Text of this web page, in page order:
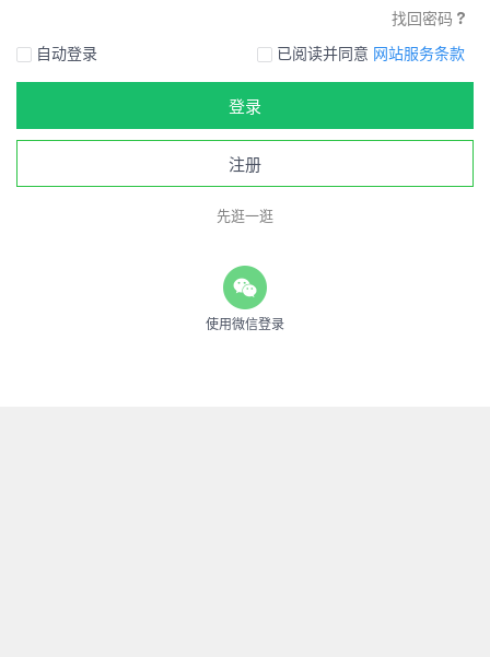
找回密码
自动登录
已阅读并同意 网站服务条款
登录
注册
先逛一逛
使用微信登录